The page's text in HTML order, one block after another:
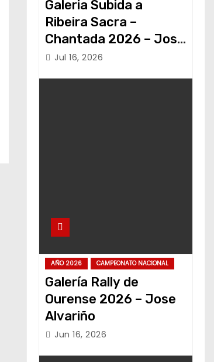
Galeria Subida a
Ribeira Sacra –
Chantada 2026 – Jose
Alvariño
Jul 16, 2026
AÑO 2026 CAMPEONATO NACIONAL
Galería Rally de
Ourense 2026 – Jose
Alvariño
Jun 16, 2026